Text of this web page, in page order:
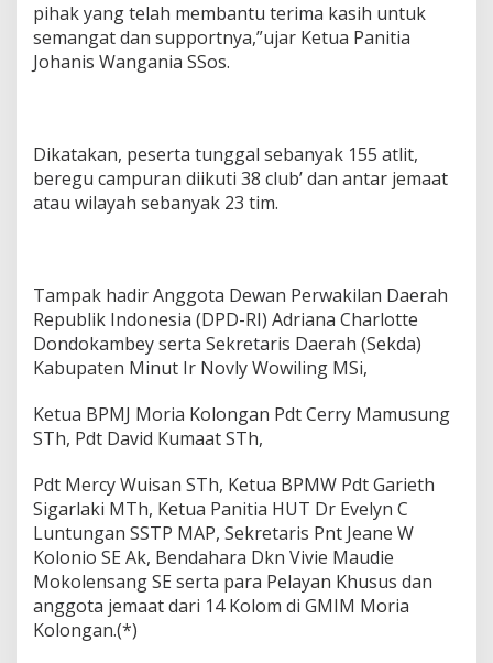
pihak yang telah membantu terima kasih untuk
semangat dan supportnya,”ujar Ketua Panitia
Johanis Wangania SSos.
Dikatakan, peserta tunggal sebanyak 155 atlit,
beregu campuran diikuti 38 club’ dan antar jemaat
atau wilayah sebanyak 23 tim.
Tampak hadir Anggota Dewan Perwakilan Daerah
Republik Indonesia (DPD-RI) Adriana Charlotte
Dondokambey serta Sekretaris Daerah (Sekda)
Kabupaten Minut Ir Novly Wowiling MSi,
Ketua BPMJ Moria Kolongan Pdt Cerry Mamusung
STh, Pdt David Kumaat STh,
Pdt Mercy Wuisan STh, Ketua BPMW Pdt Garieth
Sigarlaki MTh, Ketua Panitia HUT Dr Evelyn C
Luntungan SSTP MAP, Sekretaris Pnt Jeane W
Kolonio SE Ak, Bendahara Dkn Vivie Maudie
Mokolensang SE serta para Pelayan Khusus dan
anggota jemaat dari 14 Kolom di GMIM Moria
Kolongan.(*)